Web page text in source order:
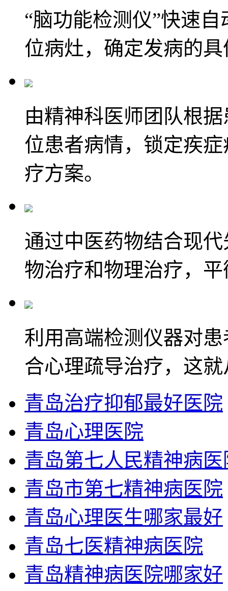
“脑功能检测仪”快速
位病灶，确定发病的
由精神科医师团队根
位患者病情，锁定疾
疗方案。
通过中医药物结合现
物治疗和物理治疗，
利用高端检测仪器对
合心理疏导治疗，这
青岛治疗抑郁最好医院
青岛心理医院
青岛第七人民精神病
青岛市第七精神病医院
青岛心理医生哪家最好
青岛七医精神病医院
青岛精神病医院哪家好